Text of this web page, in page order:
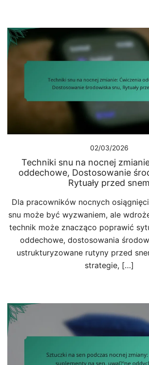
02/03/2026
Techniki snu na nocnej
oddechowe, Dostosowanie
Rytuały przed snem
Dla pracowników nocnych
snu może być wyzwaniem, ale
technik może znacząco poprawić
oddechowe, dostosowania
ustrukturyzowane rutyny przed
strategie, […]